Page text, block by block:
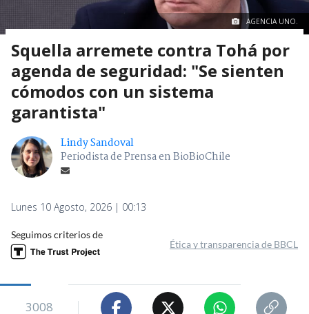
AGENCIA UNO.
Squella arremete contra Tohá por
agenda de seguridad: "Se sienten
cómodos con un sistema
garantista"
Lindy Sandoval
Periodista de Prensa en BioBioChile
Lunes 10 Agosto, 2026 | 00:13
Seguimos criterios de
Ética y transparencia de BBCL
3008